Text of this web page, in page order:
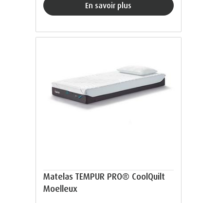
En savoir plus
Matelas TEMPUR PRO® CoolQuilt
Moelleux